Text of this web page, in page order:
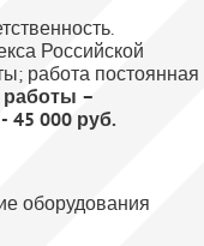
Российской
работа постоянная
–
45 000 руб.
оборудования